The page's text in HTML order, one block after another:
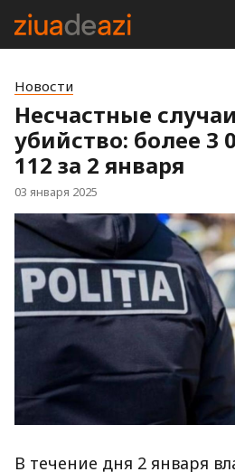
Новости
Несчастные
убийство: более 3
112 за 2 января
03 января 2025
В течение дня 2 января